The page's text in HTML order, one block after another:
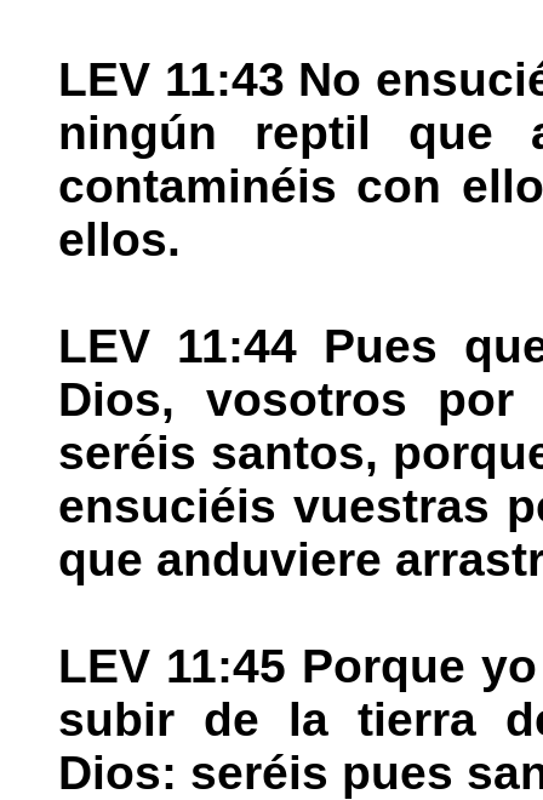
LEV 11:43 No
ningún reptil que
contaminéis con
ellos.
LEV 11:44 Pues
Dios, vosotros
seréis santos,
ensuciéis vuestras
que anduviere
LEV 11:45 Porque
subir de la tierra
Dios: seréis pues